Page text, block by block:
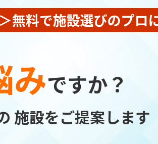
みですか？
施設をご提案します